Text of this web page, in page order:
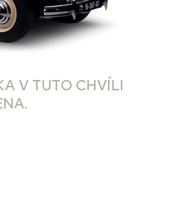
V TUTO CHVÍLI